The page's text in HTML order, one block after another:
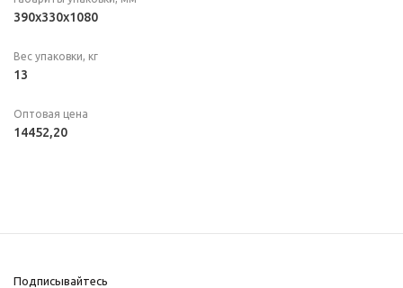
390x330x1080
Вес упаковки, кг
13
Оптовая цена
14452,20
Подписывайтесь